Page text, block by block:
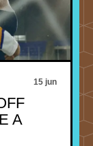
15 jun
A